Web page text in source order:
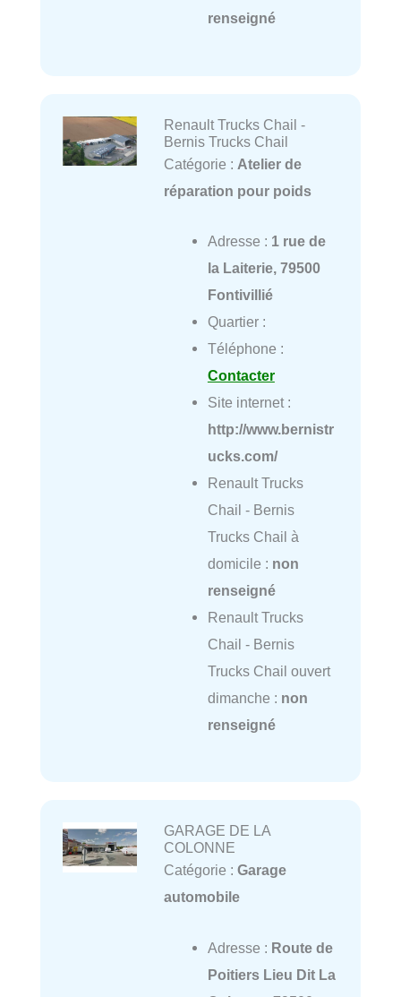
renseigné
Renault Trucks Chail -
Bernis Trucks Chail
Catégorie : Atelier de
réparation pour poids
Adresse : 1 rue de
la Laiterie, 79500
Fontivillié
Quartier :
Téléphone :
Contacter
Site internet :
http://www.bernistr
ucks.com/
Renault Trucks
Chail - Bernis
Trucks Chail à
domicile : non
renseigné
Renault Trucks
Chail - Bernis
Trucks Chail ouvert
dimanche : non
renseigné
GARAGE DE LA
COLONNE
Catégorie : Garage
automobile
Adresse : Route de
Poitiers Lieu Dit La